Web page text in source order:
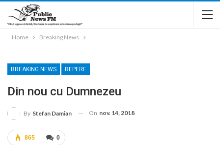
Home Breaking News
BREAKING NEWS REPERE
Din nou cu Dumnezeu
By Stefan Damian On nov. 14, 2018
0
865